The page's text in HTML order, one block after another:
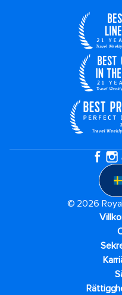
© 2026